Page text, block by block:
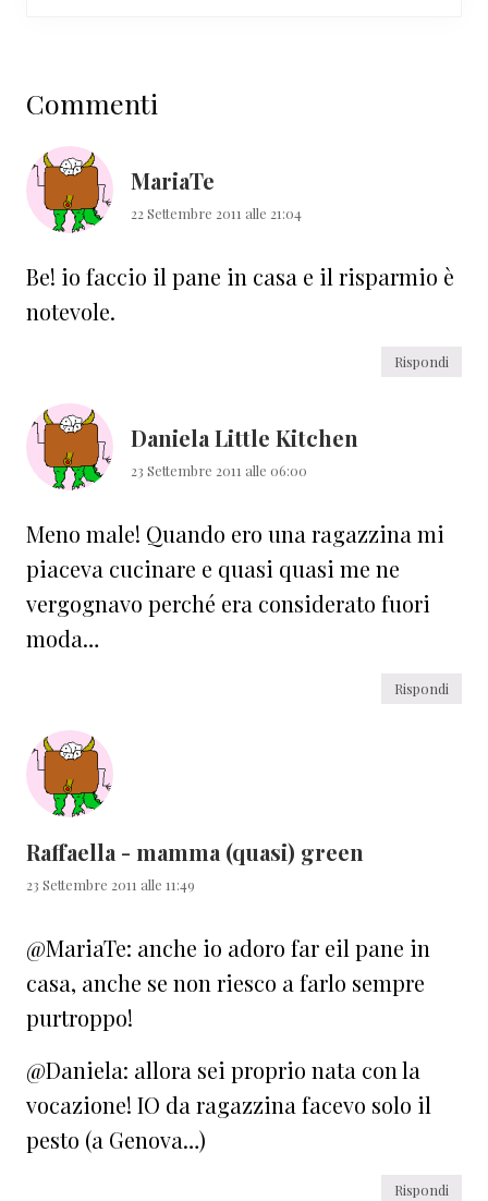
del
lettore
Commenti
MariaTe
22 Settembre 2011 alle 21:04
Be! io faccio il pane in casa e il risparmio è
notevole.
Rispondi
Daniela Little Kitchen
23 Settembre 2011 alle 06:00
Meno male! Quando ero una ragazzina mi
piaceva cucinare e quasi quasi me ne
vergognavo perché era considerato fuori
moda…
Rispondi
Raffaella - mamma (quasi) green
23 Settembre 2011 alle 11:49
@MariaTe: anche io adoro far eil pane in
casa, anche se non riesco a farlo sempre
purtroppo!
@Daniela: allora sei proprio nata con la
vocazione! IO da ragazzina facevo solo il
pesto (a Genova…)
Rispondi